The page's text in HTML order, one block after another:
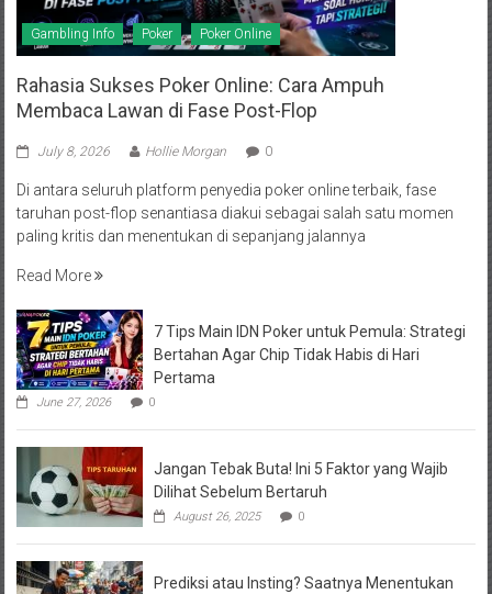
Gambling Info Poker Poker Online
Rahasia Sukses Poker Online: Cara Ampuh
Membaca Lawan di Fase Post-Flop
July 8, 2026 Hollie Morgan 0
Di antara seluruh platform penyedia poker online terbaik, fase
taruhan post-flop senantiasa diakui sebagai salah satu momen
paling kritis dan menentukan di sepanjang jalannya
Read More
7 Tips Main IDN Poker untuk Pemula: Strategi
Bertahan Agar Chip Tidak Habis di Hari
Pertama
June 27, 2026 0
Jangan Tebak Buta! Ini 5 Faktor yang Wajib
Dilihat Sebelum Bertaruh
August 26, 2025 0
Prediksi atau Insting? Saatnya Menentukan